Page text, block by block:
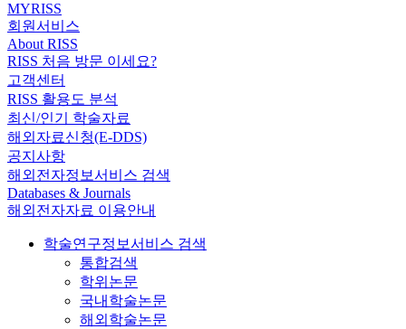
MYRISS
회원서비스
About RISS
RISS 처음 방문 이세요?
고객센터
RISS 활용도 분석
최신/인기 학술자료
해외자료신청(E-DDS)
공지사항
해외전자정보서비스 검색
Databases & Journals
해외전자자료 이용안내
학술연구정보서비스 검색
통합검색
학위논문
국내학술논문
해외학술논문